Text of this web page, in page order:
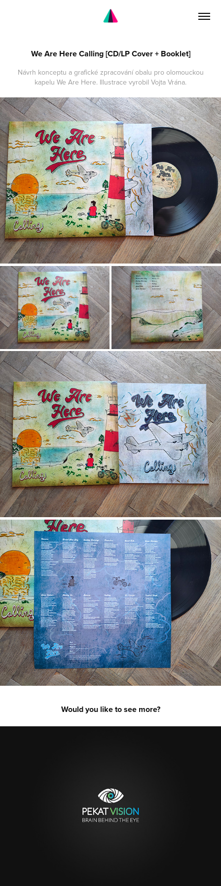
We Are Here Calling [CD/LP Cover + Booklet]
Návrh konceptu a grafické zpracování obalu pro olomouckou
kapelu We Are Here. Illustrace vyrobil Vojta Vrána.
Would you like to see more?
PEKAT VISION [Visual Identity]